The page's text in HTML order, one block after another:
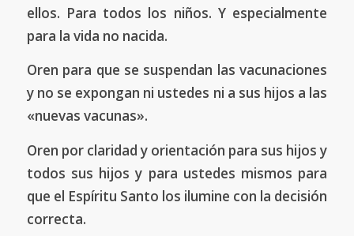
ellos. Para todos los niños. Y especialmente
para la vida no nacida.
Oren para que se suspendan las vacunaciones
y no se expongan ni ustedes ni a sus hijos a las
«nuevas vacunas».
Oren por claridad y orientación para sus hijos y
todos sus hijos y para ustedes mismos para
que el Espíritu Santo los ilumine con la decisión
correcta.